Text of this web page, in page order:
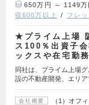
650万円 ～ 1149万
収600万以上
フレ
★プライム上場
ス100％出資子
ックスや在宅勤
同社は、プライム上場
設の不動産開発、エリ
会社概要
（1）オフ